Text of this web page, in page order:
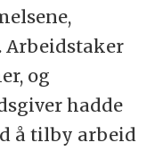
Arbeidstaker
og
hadde
å tilby arbeid